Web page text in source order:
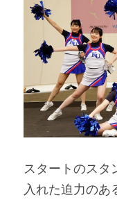
スタートのスタ
入れた迫力のあ